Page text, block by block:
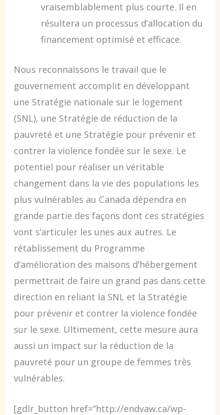
vraisemblablement plus courte. Il en
résultera un processus d’allocation du
financement optimisé et efficace.
Nous reconnaissons le travail que le
gouvernement accomplit en développant
une Stratégie nationale sur le logement
(SNL), une Stratégie de réduction de la
pauvreté et une Stratégie pour prévenir et
contrer la violence fondée sur le sexe. Le
potentiel pour réaliser un véritable
changement dans la vie des populations les
plus vulnérables au Canada dépendra en
grande partie des façons dont ces stratégies
vont s’articuler les unes aux autres. Le
rétablissement du Programme
d’amélioration des maisons d’hébergement
permettrait de faire un grand pas dans cette
direction en reliant la SNL et la Stratégie
pour prévenir et contrer la violence fondée
sur le sexe. Ultimement, cette mesure aura
aussi un impact sur la réduction de la
pauvreté pour un groupe de femmes très
vulnérables.
[gdlr_button href=”http://endvaw.ca/wp-